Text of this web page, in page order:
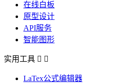
在线白板
原型设计
API服务
智能图形
实用工具  
LaTex公式编辑器